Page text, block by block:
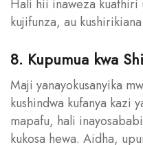
Hali hii inaweza kuathiri
kujifunza, au
8. Kupumua kwa
Maji yanayokusanyika
kushindwa kufanya kazi
mapafu, hali
kukosa hewa. Aidha,